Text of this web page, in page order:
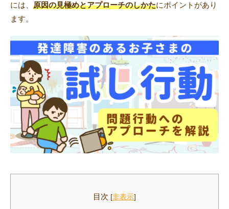
には、 原因の見極めとアプローチのしかたにポイントがあり
ます。
目次 [非表示]